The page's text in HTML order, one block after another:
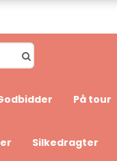
På tour
Silkedragter